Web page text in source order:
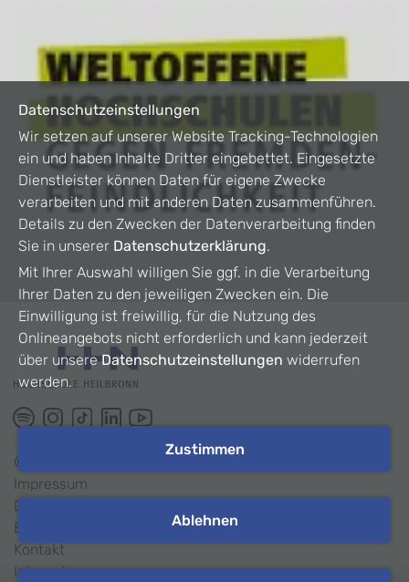
©
Impressum
Datenschutz
Barrierefreiheit
Kontakt
Intranet
Datenschutzeinstellungen
Wir setzen auf unserer Website Tracking-Technologien
ein und haben Inhalte Dritter eingebettet. Eingesetzte
Dienstleister können Daten für eigene Zwecke
verarbeiten und mit anderen Daten zusammenführen.
Details zu den Zwecken der Datenverarbeitung finden
Sie in unserer Datenschutzerklärung.
Mit Ihrer Auswahl willigen Sie ggf. in die Verarbeitung
Ihrer Daten zu den jeweiligen Zwecken ein. Die
Einwilligung ist freiwillig, für die Nutzung des
Onlineangebots nicht erforderlich und kann jederzeit
über unsereDatenschutzeinstellungen widerrufen
werden.
Zustimmen
Ablehnen